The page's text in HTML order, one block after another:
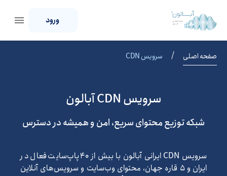
ورود
صفحه اصلی / سرویس CDN
سرویس CDN آبالون
شبکه توزیع محتوای سریع، امن و همیشه در دسترس
سرویس CDN ایرانی آبالون با بیش از ۴۰ پاپ‌سایت فعال در
ایران و ۵ قاره جهان، محتوای وب‌سایت و سرویس‌های آنلاین